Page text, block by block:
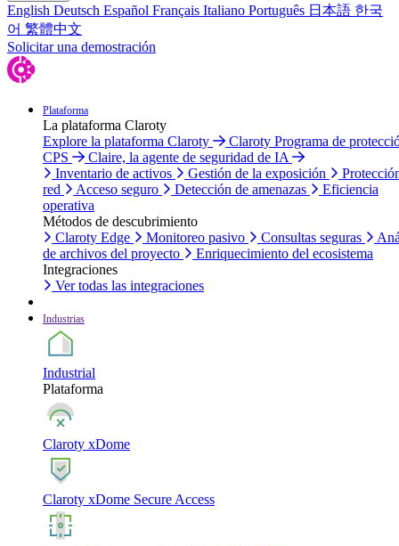
English Deutsch Español Français Italiano Português 日本語 한국
어 繁體中文
Solicitar una demostración
Plataforma
La plataforma Claroty
Explore la plataforma Claroty
Claroty Programa de
CPS
Claire, la agente de seguridad de IA
Inventario de activos
Gestión de la exposición
red
Acceso seguro Detección de amenazas
Eficiencia
operativa
Métodos de descubrimiento
Claroty Edge
Monitoreo pasivo Consultas seguras
de archivos del proyecto
Enriquecimiento del ecosistema
Integraciones
Ver todas las integraciones
Industrias
Industrial
Plataforma
Claroty xDome
Claroty xDome Secure Access